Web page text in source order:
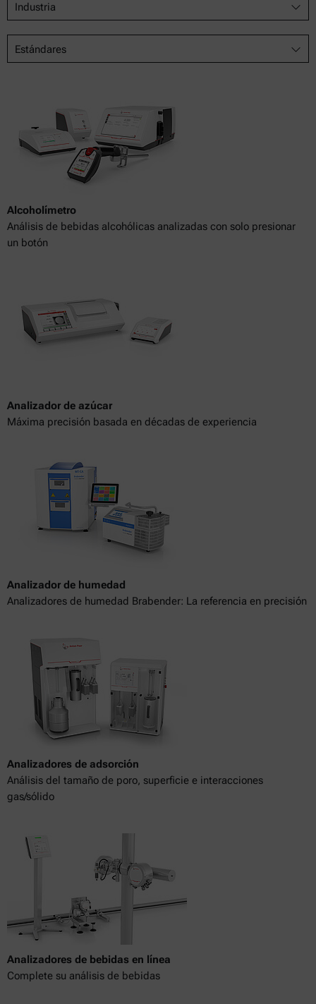
Industria
Estándares
Alcoholímetro
Análisis de bebidas alcohólicas analizadas con solo presionar
un botón
Analizador de azúcar
Máxima precisión basada en décadas de experiencia
Analizador de humedad
Analizadores de humedad Brabender: La referencia en precisión
Analizadores de adsorción
Análisis del tamaño de poro, superficie e interacciones
gas/sólido
Analizadores de bebidas en línea
Complete su análisis de bebidas